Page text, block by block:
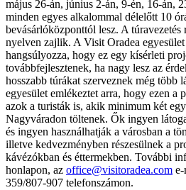
május 26-án, június 2-án, 9-én, 16-án,
minden egyes alkalommal délelőtt 10
bevásárlóközponttól lesz. A
nyelven zajlik. A Visit Oradea
hangsúlyozza, hogy ez egy kísérleti
továbbfejlesztenek, ha nagy lesz az
hosszabb túrákat szerveznek még több
egyesület emlékeztet arra, hogy ezen a
azok a turisták is, akik minimum két
Nagyváradon töltenek. Ők ingyen
és ingyen használhatják a városban a
illetve kedvezményben részesülnek a
kávézókban és éttermekben. További
honlapon, az office@visitoradea.com
359/807-907 telefonszámon.